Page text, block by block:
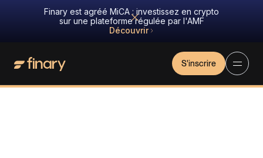
Finary est agréé MiCA : investissez en crypto
sur une plateforme régulée par l'AMF
Découvrir
S'inscrire
Investir en bourse Placements et épargneCryptomonnaie